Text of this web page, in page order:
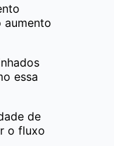
aumento
essa
de
o fluxo